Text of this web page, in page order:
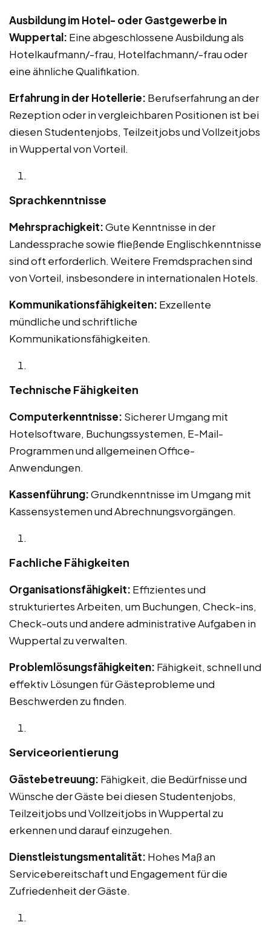
Ausbildung im Hotel- oder Gastgewerbe in
Wuppertal: Eine abgeschlossene Ausbildung als
Hotelkaufmann/-frau, Hotelfachmann/-frau oder
eine ähnliche Qualifikation.
Erfahrung in der Hotellerie: Berufserfahrung an der
Rezeption oder in vergleichbaren Positionen ist bei
diesen Studentenjobs, Teilzeitjobs und Vollzeitjobs
in Wuppertal von Vorteil.
Sprachkenntnisse
Mehrsprachigkeit:Gute Kenntnisse in der
Landessprache sowie fließende Englischkenntnisse
sind oft erforderlich. Weitere Fremdsprachen sind
von Vorteil, insbesondere in internationalen Hotels.
Kommunikationsfähigkeiten: Exzellente
mündliche und schriftliche
Kommunikationsfähigkeiten.
Technische Fähigkeiten
Computerkenntnisse: Sicherer Umgang mit
Hotelsoftware, Buchungssystemen, E-Mail-
Programmen und allgemeinen Office-
Anwendungen.
Kassenführung:Grundkenntnisse im Umgang mit
Kassensystemen und Abrechnungsvorgängen.
Fachliche Fähigkeiten
Organisationsfähigkeit: Effizientes und
strukturiertes Arbeiten, um Buchungen, Check-ins,
Check-outs und andere administrative Aufgaben in
Wuppertal zu verwalten.
Problemlösungsfähigkeiten: Fähigkeit, schnell und
effektiv Lösungen für Gästeprobleme und
Beschwerden zu finden.
Serviceorientierung
Gästebetreuung: Fähigkeit, die Bedürfnisse und
Wünsche der Gäste bei diesen Studentenjobs,
Teilzeitjobs und Vollzeitjobs in Wuppertal zu
erkennen und darauf einzugehen.
Dienstleistungsmentalität: Hohes Maß an
Servicebereitschaft und Engagement für die
Zufriedenheit der Gäste.